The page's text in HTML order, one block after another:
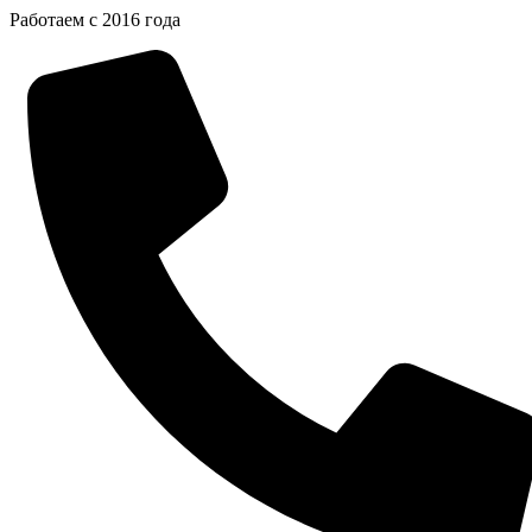
Перейти
содержимому
Работаем с 2016 года